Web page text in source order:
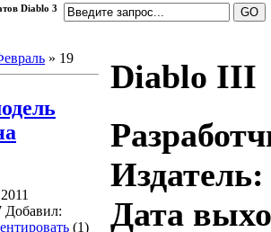
Diablo 3
» 19
Добавил:
(1)
Diablo III
Издатель:
Дата